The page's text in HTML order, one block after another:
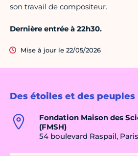
Des étoiles et des peuples
Fondation Maison des
(FMSH)
54 boulevard Raspail,
son travail de compositeur.
Dernière entrée à 22h30.
Mise à jour le 22/05/2026